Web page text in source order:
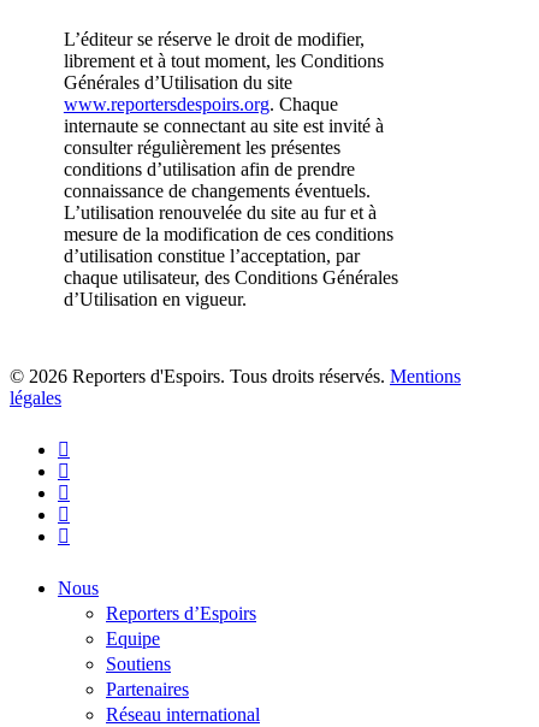
L’éditeur se réserve le droit de modifier,
librement et à tout moment, les Conditions
Générales d’Utilisation du site
www.reportersdespoirs.org. Chaque
internaute se connectant au site est invité à
consulter régulièrement les présentes
conditions d’utilisation afin de prendre
connaissance de changements éventuels.
L’utilisation renouvelée du site au fur et à
mesure de la modification de ces conditions
d’utilisation constitue l’acceptation, par
chaque utilisateur, des Conditions Générales
d’Utilisation en vigueur.
© 2026 Reporters d'Espoirs. Tous droits réservés. Mentions
légales
twitter
facebook
linkedin
youtube
flickr
Close
Nous
Reporters d’Espoirs
Equipe
Soutiens
Partenaires
Réseau international